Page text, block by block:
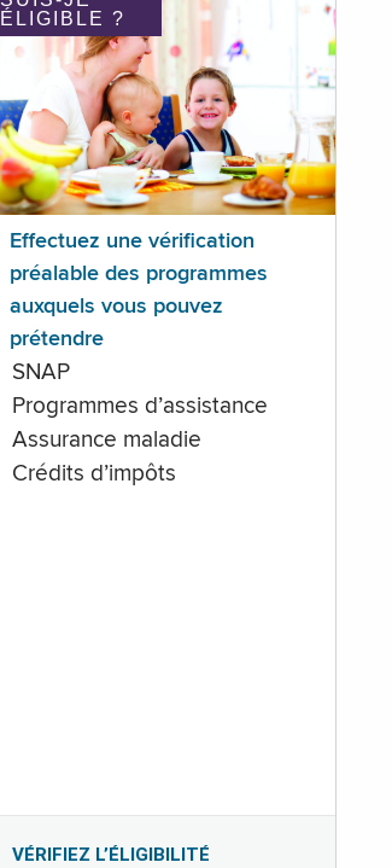
ÉLIGIBLE ?
Effectuez une vérification
préalable des programmes
auxquels vous pouvez
prétendre
SNAP
Programmes d’assistance
Assurance maladie
Crédits d’impôts
VÉRIFIEZ L’ÉLIGIBILITÉ